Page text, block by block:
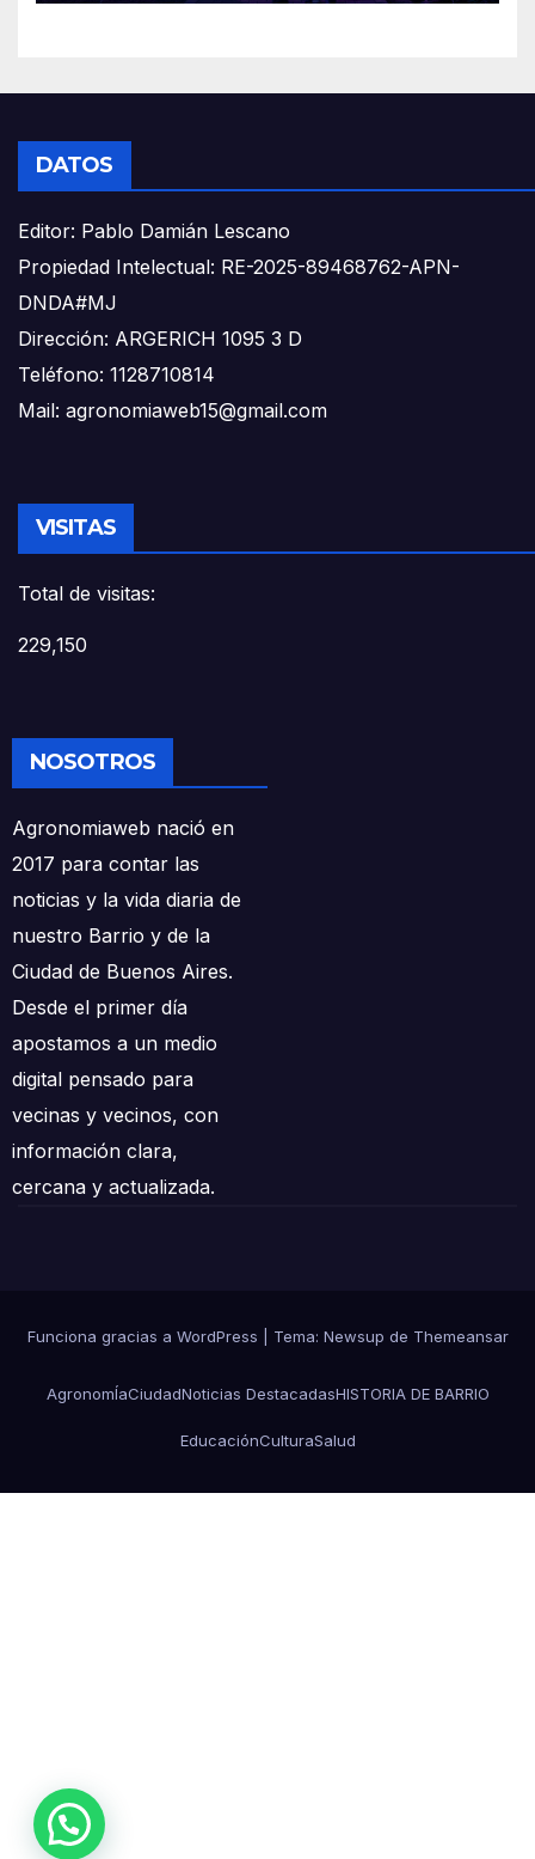
DATOS
Editor: Pablo Damián Lescano
Propiedad Intelectual: RE-2025-89468762-APN-
DNDA#MJ
Dirección: ARGERICH 1095 3 D
Teléfono: 1128710814
Mail: agronomiaweb15@gmail.com
VISITAS
Total de visitas:
229,150
NOSOTROS
Agronomiaweb nació en
2017 para contar las
noticias y la vida diaria de
nuestro Barrio y de la
Ciudad de Buenos Aires.
Desde el primer día
apostamos a un medio
digital pensado para
vecinas y vecinos, con
información clara,
cercana y actualizada.
Funciona gracias a WordPress Tema: Newsup de Themeansar
AgronomÍaCiudadNoticias DestacadasHISTORIA DE BARRIO
EducaciónCulturaSalud